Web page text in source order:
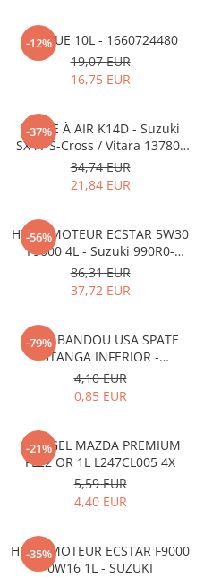
-12%
ADBLUE 10L - 1660724480
19,07 EUR
16,75 EUR
-37%
FILTRE À AIR K14D - Suzuki
SX4 / S-Cross / Vitara 13780-
53SA0-000
34,74 EUR
21,84 EUR
-56%
HUILE MOTEUR ECSTAR 5W30
F9000 4L - Suzuki 990R0-
21E72-004
86,31 EUR
37,72 EUR
-79%
CLIPS BANDOU USA SPATE
STANGA INFERIOR -
KD5351SJ3A
4,10 EUR
0,85 EUR
-21%
ANTIGEL MAZDA PREMIUM
FL22 OR 1L L247CL005 4X
5,59 EUR
4,40 EUR
-35%
HUILE MOTEUR ECSTAR F9000
0W16 1L - SUZUKI